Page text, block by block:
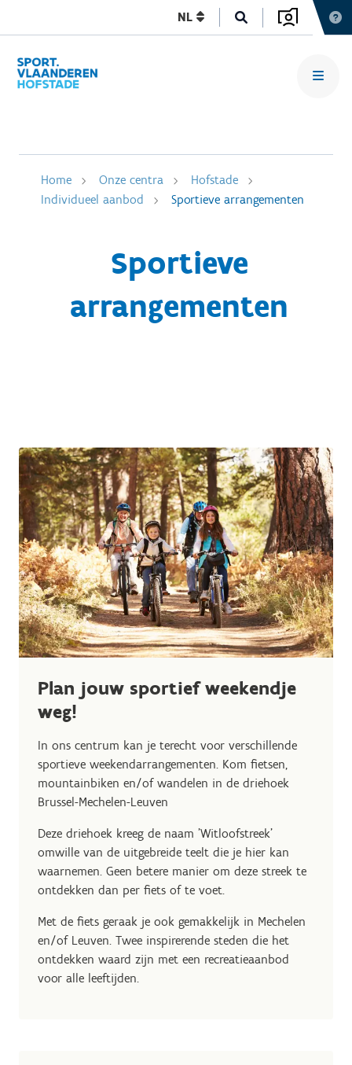
NL
Home Onze centra
Hofstade
Individueel aanbod
Sportieve arrangementen
Sportieve
arrangementen
Plan jouw sportief weekendje
weg!
In ons centrum kan je terecht voor verschillende
sportieve weekendarrangementen. Kom fietsen,
mountainbiken en/of wandelen in de driehoek
Brussel-Mechelen-Leuven
Deze driehoek kreeg de naam 'Witloofstreek'
omwille van de uitgebreide teelt die je hier kan
waarnemen. Geen betere manier om deze streek te
ontdekken dan per fiets of te voet.
Met de fiets geraak je ook gemakkelijk in Mechelen
en/of Leuven. Twee inspirerende steden die het
ontdekken waard zijn met een recreatieaanbod
voor alle leeftijden.